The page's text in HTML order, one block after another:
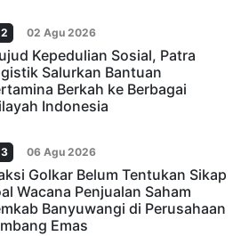
02 Agu 2026
Kepedulian Sosial, Patra
Salurkan Bantuan
Berkah ke Berbagai
Indonesia
06 Agu 2026
Golkar Belum Tentukan Sikap
Wacana Penjualan Saham
Banyuwangi di Perusahaan
Emas